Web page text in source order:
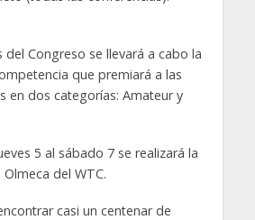
del Congreso se llevará a cabo la
que premiará a las
en dos categorías: Amateur y
5 al sábado 7 se realizará la
del WTC.
casi un centenar de